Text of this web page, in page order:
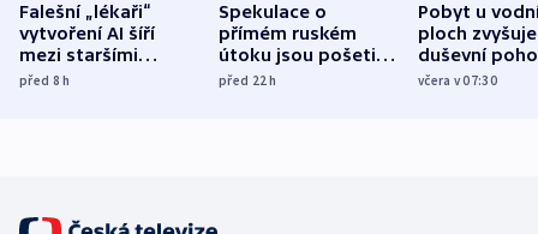
Falešní „lékaři“
vytvoření AI šíří
mezi staršími
Poláky nebezpečné
před 8h
Spekulace o
přímém ruském
útoku jsou pošetilé,
míní estonský
před 22h
Pobyt u
ploch zvyšuje
duševní
ukázala
včera v 07:30